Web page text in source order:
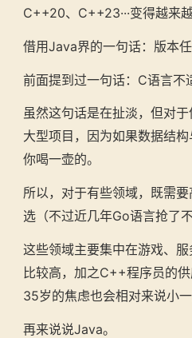
C++20、C++23···变得越来
借用Java界的一句话：版本
前面提到过一句话：C语言不
虽然这句话是在扯淡，但对
大型项目，因为如果数据结
你喝一壶的。
所以，对于有些领域，既需
选（不过近几年Go语言抢了
这些领域主要集中在游戏、
比较高，加之C++程序员的
35岁的焦虑也会相对来说小
再来说说Java。